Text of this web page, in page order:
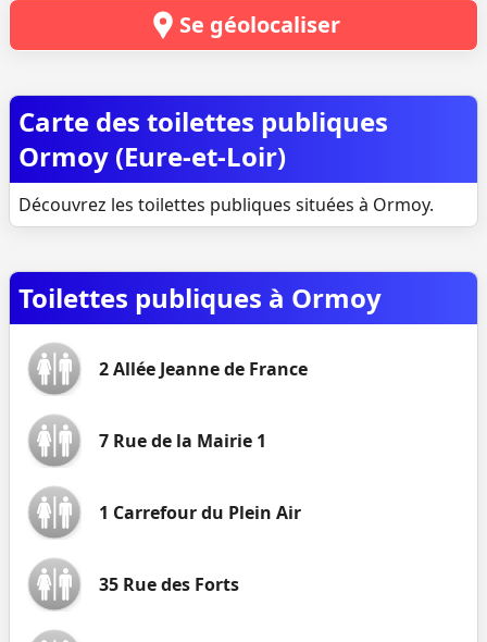
Se géolocaliser
Carte des toilettes publiques
Ormoy (Eure-et-Loir)
Découvrez les toilettes publiques situées à Ormoy.
Toilettes publiques à Ormoy
2 Allée Jeanne de France
7 Rue de la Mairie 1
1 Carrefour du Plein Air
35 Rue des Forts